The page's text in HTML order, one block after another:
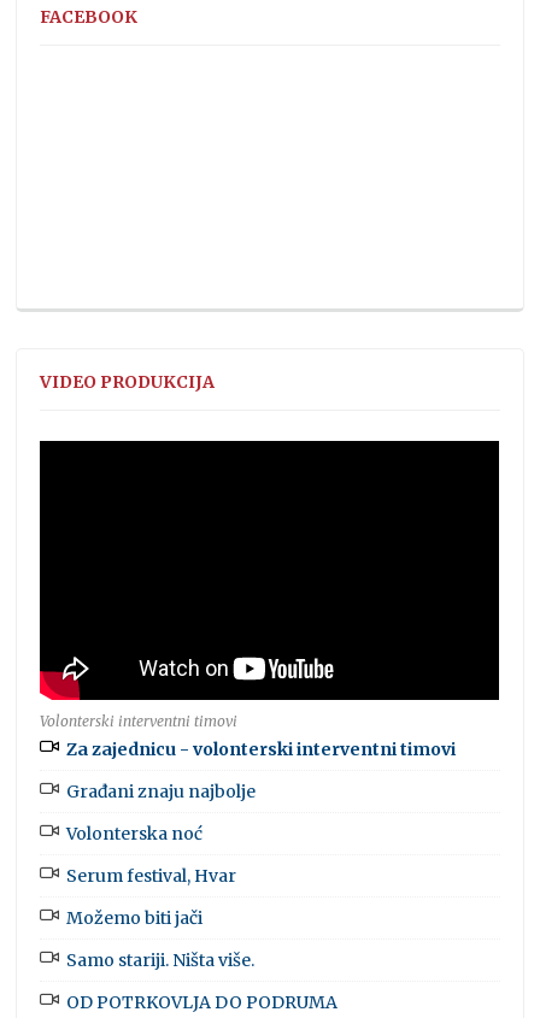
FACEBOOK
VIDEO PRODUKCIJA
Volonterski interventni timovi
Za zajednicu - volonterski interventni timovi
Građani znaju najbolje
Volonterska noć
Serum festival, Hvar
Možemo biti jači
Samo stariji. Ništa više.
OD POTRKOVLJA DO PODRUMA